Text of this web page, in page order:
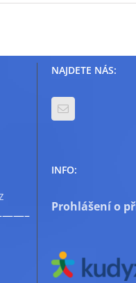
NAJDETE NÁS:
INFO:
Prohlášení o